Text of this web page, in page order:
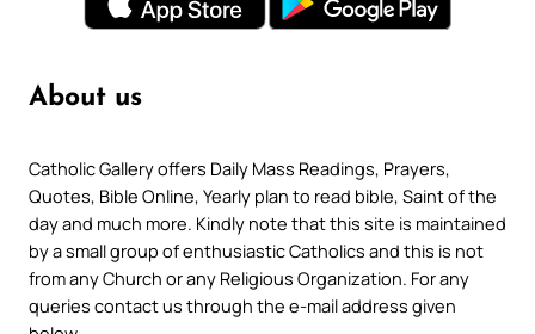
About us
Catholic Gallery offers Daily Mass Readings, Prayers,
Quotes, Bible Online, Yearly plan to read bible, Saint of the
day and much more. Kindly note that this site is maintained
by a small group of enthusiastic Catholics and this is not
from any Church or any Religious Organization. For any
queries contact us through the e-mail address given